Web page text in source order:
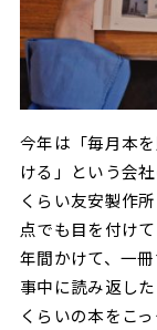
今年は「毎月本
ける」という会
くらい友安製作
点でも目を付け
年間かけて、一
事中に読み返し
くらいの本をこ